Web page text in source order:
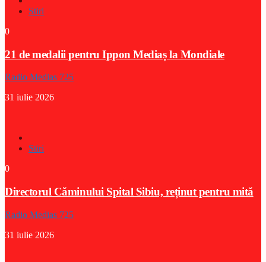
Stiri
0
21 de medalii pentru Ippon Mediaș la Mondiale
Radio Medias 725
31 iulie 2026
Stiri
0
Directorul Căminului Spital Sibiu, reținut pentru mită
Radio Medias 725
31 iulie 2026